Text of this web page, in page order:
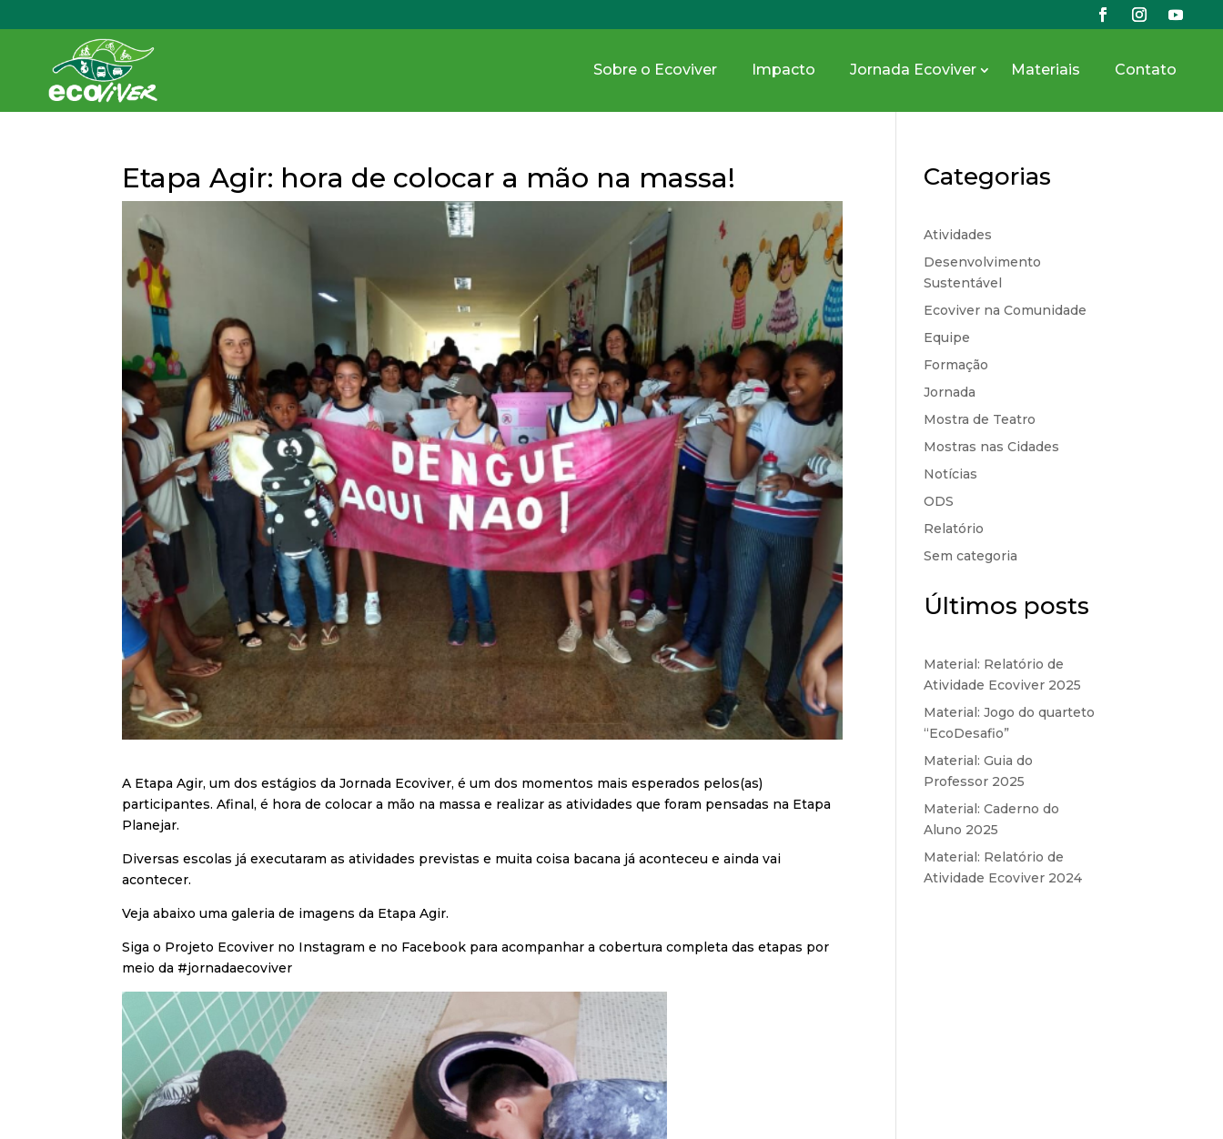
Sobre o Ecoviver Impacto Jornada Ecoviver Materiais Contato
Etapa Agir: hora de colocar a mão na massa!
A Etapa Agir, um dos estágios da Jornada Ecoviver, é um dos momentos mais esperados pelos(as)
participantes. Afinal, é hora de colocar a mão na massa e realizar as atividades que foram pensadas na Etapa
Planejar.
Diversas escolas já executaram as atividades previstas e muita coisa bacana já aconteceu e ainda vai
acontecer.
Veja abaixo uma galeria de imagens da Etapa Agir.
Siga o Projeto Ecoviver no Instagram e no Facebook para acompanhar a cobertura completa das etapas por
meio da #jornadaecoviver
Categorias
Atividades
Desenvolvimento
Sustentável
Ecoviver na Comunidade
Equipe
Formação
Jornada
Mostra de Teatro
Mostras nas Cidades
Notícias
ODS
Relatório
Sem categoria
Últimos posts
Material: Relatório de
Atividade Ecoviver 2025
Material: Jogo do quarteto
“EcoDesafio”
Material: Guia do
Professor 2025
Material: Caderno do
Aluno 2025
Material: Relatório de
Atividade Ecoviver 2024